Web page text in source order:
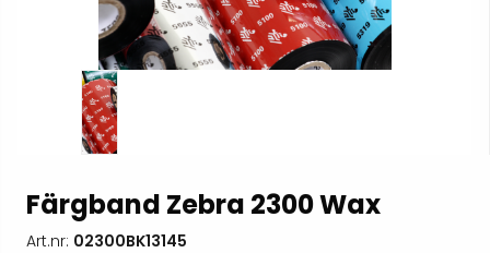
Färgband Zebra 2300 Wax
Art.nr: 02300BK13145